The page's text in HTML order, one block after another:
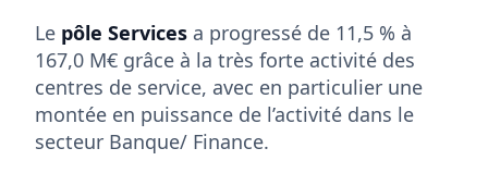
Le pôle Services a progressé de 11,5 % à
167,0 M€ grâce à la très forte activité des
centres de service, avec en particulier une
montée en puissance de l’activité dans le
secteur Banque/ Finance.